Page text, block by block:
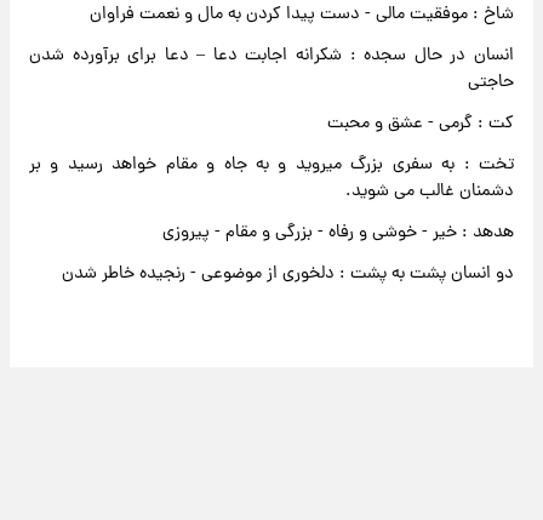
شاخ : موفقیت مالی - دست پیدا کردن به مال و نعمت فراوان
انسان در حال سجده : شکرانه اجابت دعا – دعا برای برآورده شدن
حاجتی
کت : گرمی - عشق و محبت
تخت : به سفری بزرگ میروید و به جاه و مقام خواهد رسید و بر
دشمنان غالب می شوید.
هدهد : خیر - خوشی و رفاه - بزرگی و مقام - پیروزی
دو انسان پشت به پشت : دلخوری از موضوعی - رنجیده خاطر شدن